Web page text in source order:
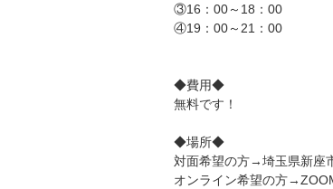
③16：00～18：00
④19：00～21：00
◆費用◆
無料です！
◆場所◆
対面希望の方→埼玉県新座
オンライン希望の方